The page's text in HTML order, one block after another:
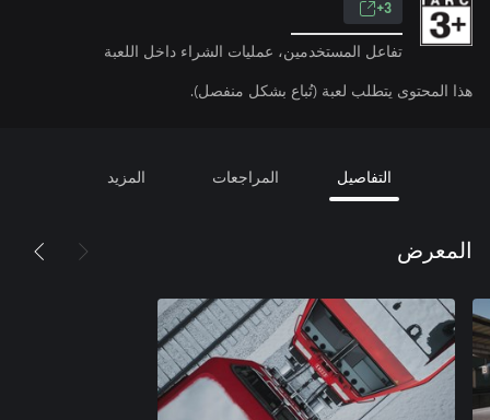
3+
تفاعل المستخدمين، عمليات الشراء داخل اللعبة
هذا المحتوى يتطلب لعبة (تُباع بشكل منفصل).
التفاصيل المراجعات المزيد
المعرض